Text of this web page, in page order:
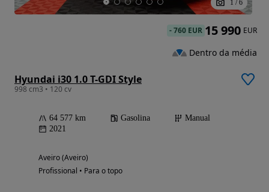
1 / 6
Hyundai i30 1.0 T-GDI Style
998 cm3 • 120 cv
64 577 km Gasolina
Manual
2021
Aveiro (Aveiro)
Profissional • Para o topo
-760 EUR 15 990 EUR
Dentro da média